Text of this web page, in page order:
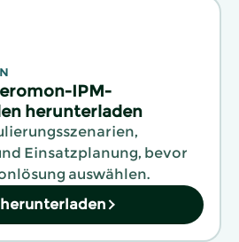
IPM-
herunterladen
Einsatzplanung, bevor
auswählen.
herunterladen